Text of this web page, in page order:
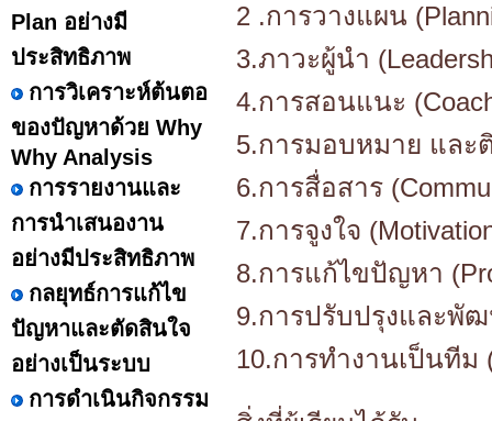
Plan อย่างมี
ประสิทธิภาพ
การวิเคราะห์ต้นตอ
ของปัญหาด้วย Why
Why Analysis
การรายงานและ
การนำเสนองาน
อย่างมีประสิทธิภาพ
กลยุทธ์การแก้ไข
ปัญหาและตัดสินใจ
อย่างเป็นระบบ
การดำเนินกิจกรรม
2 .การวางแผน
3.ภาวะผู้นำ
4.การสอนแนะ
5.การมอบหมาย และ
6.การสื่อสาร
7.การจูงใจ
8.การแก้ไขปัญหา
9.การปรับปรุงและพัฒ
10.การทำงานเป็นทีม